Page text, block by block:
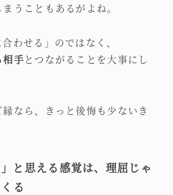
うこともあるがよね。
わせる」のではなく、
相手とつながることを大事にし
なら、きっと後悔も少ないき
」と思える感覚は、理屈じゃ
る